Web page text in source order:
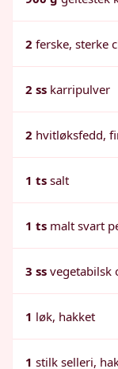
2 ferske, sterke
2 ss karripulver
2 hvitløksfedd,
1 ts salt
1 ts malt svart
3 ss vegetabilsk
1 løk, hakket
1 stilk selleri,